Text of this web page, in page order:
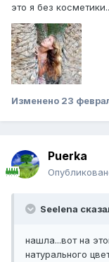
это я без
Изменено 23
Puerka
Seelena
нашла...вот на
натурального